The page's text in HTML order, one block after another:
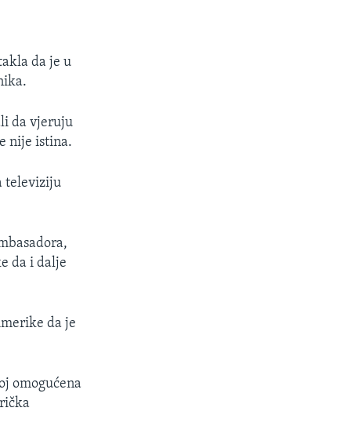
da je u
da vjeruju
nije istina.
televiziju
da i dalje
da je
omogućena